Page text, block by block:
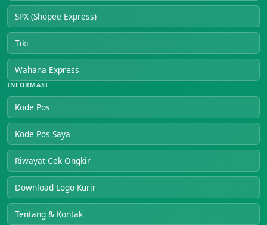
SPX (Shopee Express)
Tiki
Wahana Express
INFORMASI
Kode Pos
Kode Pos Saya
Riwayat Cek Ongkir
Download Logo Kurir
Tentang & Kontak